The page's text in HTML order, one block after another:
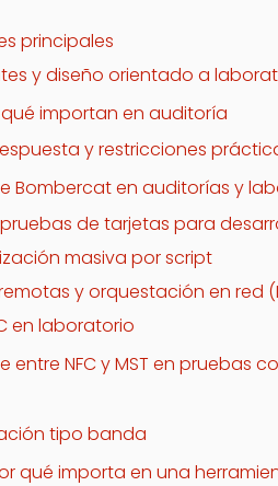
principales
y diseño orientado a
qué importan en auditoría
y restricciones
Bombercat en auditorías y
de tarjetas para
masiva por script
y orquestación en red
en laboratorio
entre NFC y MST en pruebas
tipo banda
qué importa en una